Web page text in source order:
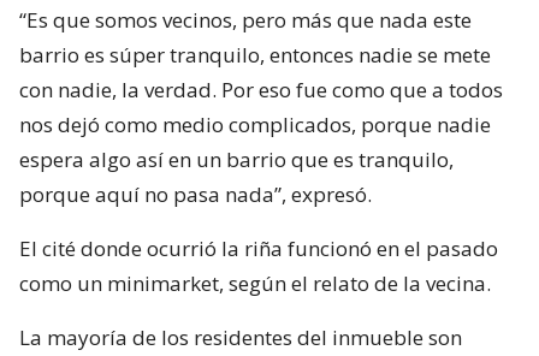
“Es que somos vecinos, pero más que nada este
barrio es súper tranquilo, entonces nadie se mete
con nadie, la verdad. Por eso fue como que a todos
nos dejó como medio complicados, porque nadie
espera algo así en un barrio que es tranquilo,
porque aquí no pasa nada”, expresó.
El cité donde ocurrió la riña funcionó en el pasado
como un minimarket, según el relato de la vecina.
La mayoría de los residentes del inmueble son